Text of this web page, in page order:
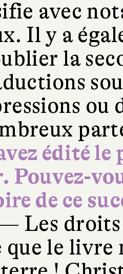
avec
Il y a
la
ou
édité le
. Pouvez-
de ce
Les droits
que le livre